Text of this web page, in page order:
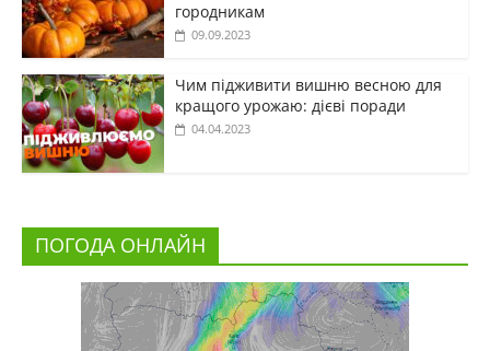
городникам
09.09.2023
Чим підживити вишню весною для
кращого урожаю: дієві поради
04.04.2023
ПОГОДА ОНЛАЙН